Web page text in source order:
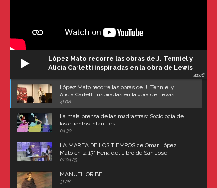
López Mato recorre las obras de J. Tenniel y
Alicia Carletti inspiradas en la obra de Lewis
41:08
López Mato recorre las obras de J. Tenniel y
Alicia Carletti inspiradas en la obra de Lewis
Carroll
41:08
La mala prensa de las madrastras: Sociología de
los cuentos infantiles
04:30
LA MAREA DE LOS TIEMPOS de Omar López
Mato en la 17° Feria del Libro de San José
(Uruguay)
01:04:25
MANUEL ORIBE
31:28